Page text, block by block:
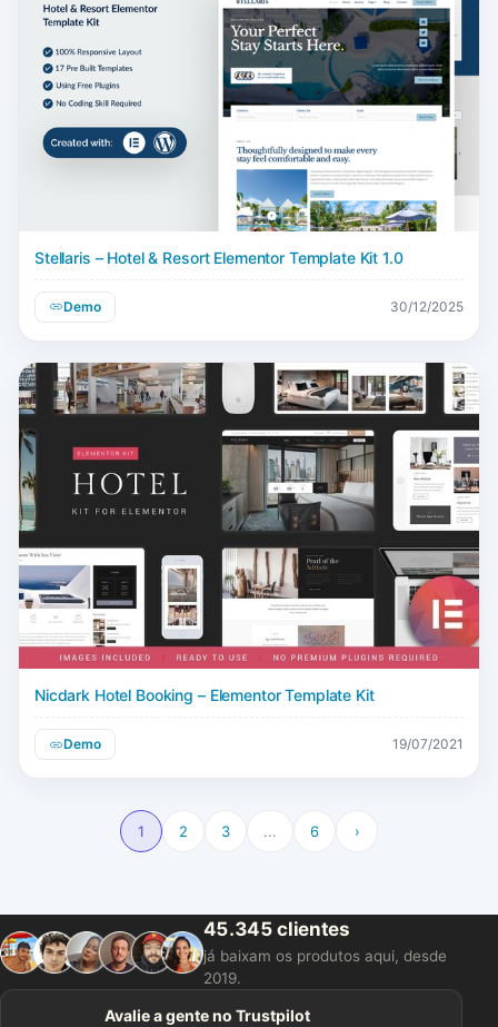
Stellaris – Hotel & Resort Elementor Template Kit 1.0
Demo 30/12/2025
Nicdark Hotel Booking – Elementor Template Kit
Demo 19/07/2021
1 2 3 ... 6 ›
45.345 clientes
já baixam os produtos aqui, desde
2019.
Avalie a gente no Trustpilot